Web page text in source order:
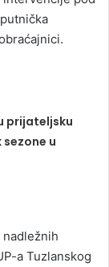
prijateljsku
u
a Tuzlanskog